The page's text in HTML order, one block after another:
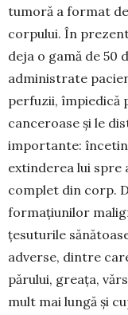
tumoră a format
corpului. În
deja o gamă de 50
adminis­trate
perfuzii, împiedică
cance­roase și le
impor­tante:
extinderea lui spre
complet din corp.
formațiunilor
țesuturile
adverse, dintre
pă­rului, greața,
mult mai lungă și